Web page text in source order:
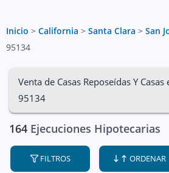
Inicio > California > Santa Clara > San
95134
Venta de Casas Reposeídas Y Casas
95134
164 Ejecuciones Hipotecarias
FILTROS ORDENAR